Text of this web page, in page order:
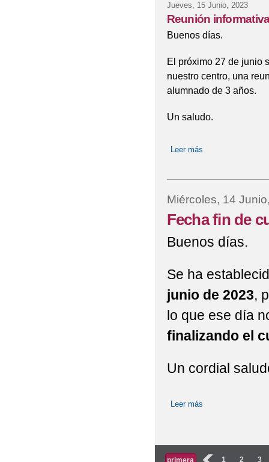
Jueves, 15 Junio, 2023
Reunión
Buenos días.
El próximo 27 de junio
nuestro centro, una
alumnado de 3 años.
Un saludo.
Leer más
Miércoles, 14
Fecha fin de
Buenos días.
Se ha
junio de 2023,
lo que ese día
finalizando el
Un cordial
Leer más
Páginas
primera ‹ 1 2 3